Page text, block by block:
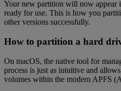
Your new partition will now appear
ready for use. This is how you
other versions successfully.
How to partition a hard
On macOS, the native tool for
process is just as intuitive and
volumes within the modern APFS